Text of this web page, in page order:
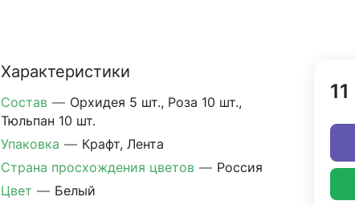
Характеристики
Состав — Орхидея 5 шт., Роза 10 шт.,
Тюльпан 10 шт.
Упаковка — Крафт, Лента
Страна просхождения цветов — Россия
Цвет — Белый